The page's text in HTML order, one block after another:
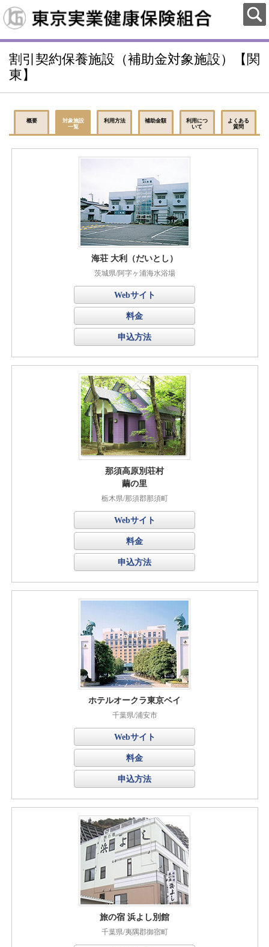
割引契約保養施設（補助金対象施設）【関
東】
概要
対象施設
一覧
利用方法 補助金額
利用につ
いて
よくある
質問
海荘 大利（だいとし）
茨城県/阿字ヶ浦海水浴場
Webサイト
料金
申込方法
那須高原別荘村
繭の里
栃木県/那須郡那須町
Webサイト
料金
申込方法
ホテルオークラ東京ベイ
千葉県/浦安市
Webサイト
料金
申込方法
旅の宿 浜よし別館
千葉県/夷隅郡御宿町